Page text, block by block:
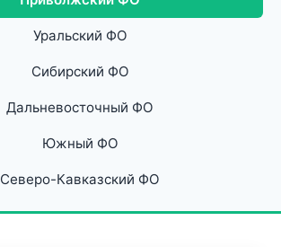
Уральский ФО
Сибирский ФО
Дальневосточный ФО
Южный ФО
Северо-Кавказский ФО